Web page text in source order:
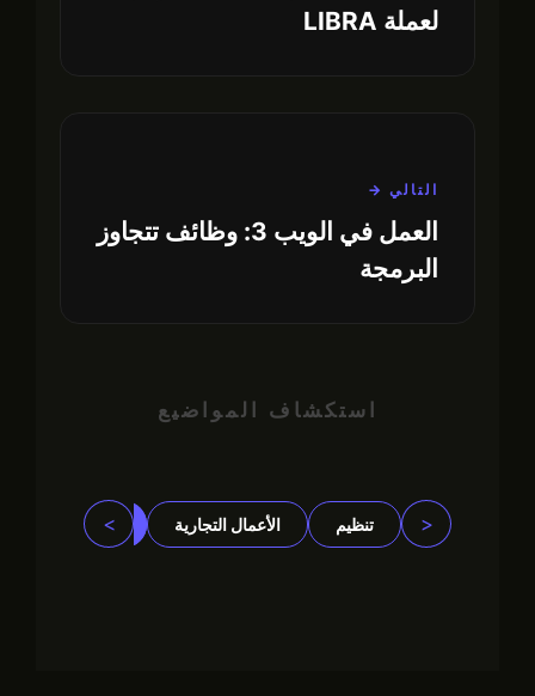
لعملة LIBRA
التالي →
العمل في الويب 3: وظائف تتجاوز
البرمجة
استكشاف المواضيع
< تنظيم الأعمال التجارية مجتمع
>